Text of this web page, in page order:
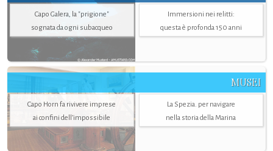
Capo Galera, la "prigione"
sognata da ogni subacqueo
Immersioni nei relitti:
questa è profonda 150 anni
MUSEI
Capo Horn fa rivivere imprese
ai confini dell’impossibile
La Spezia. per navigare
nella storia della Marina